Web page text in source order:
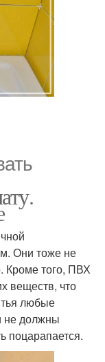
Они тоже не
Кроме того, ПВХ
веществ, что
любые
не должны
поцарапается.